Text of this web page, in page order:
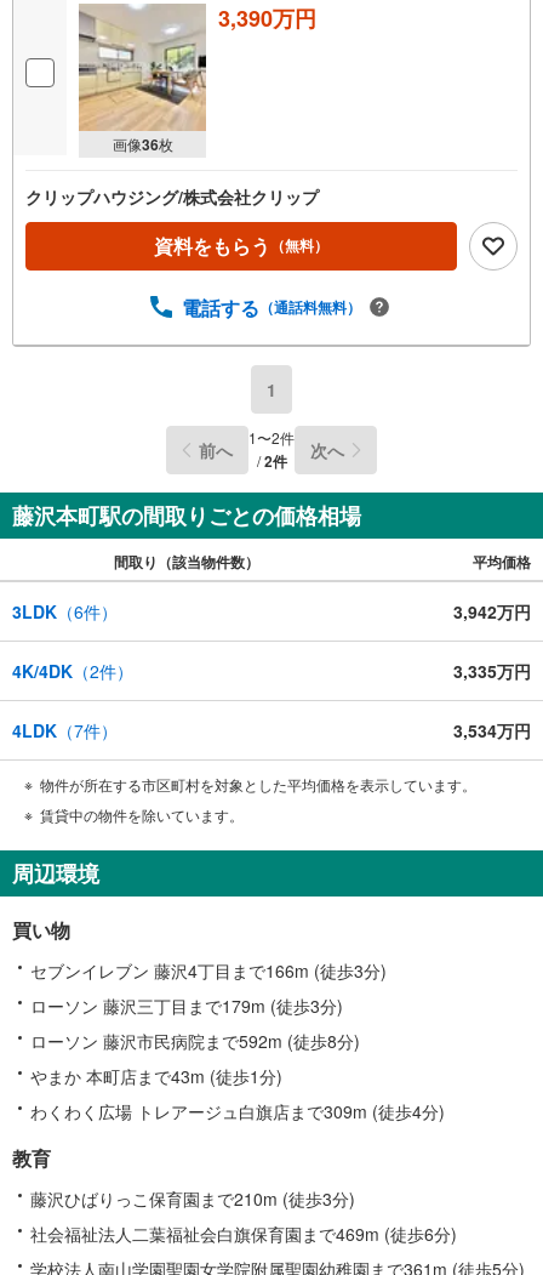
画像36枚
3,390万円
クリップハウジング/株式会社クリップ
資料をもらう （無料）
電話する （通話料無料）
1
前へ 1〜2件
/2件 次へ
藤沢本町駅の間取りごとの価格相場
間取り（該当物件数） 平均価格
3LDK （6件） 3,942万円
4K/4DK （2件） 3,335万円
4LDK （7件） 3,534万円
物件が所在する市区町村を対象とした平均価格を表示しています。
賃貸中の物件を除いています。
周辺環境
買い物
セブンイレブン 藤沢4丁目まで166m (徒歩3分)
ローソン 藤沢三丁目まで179m (徒歩3分)
ローソン 藤沢市民病院まで592m (徒歩8分)
やまか 本町店まで43m (徒歩1分)
わくわく広場 トレアージュ白旗店まで309m (徒歩4分)
教育
藤沢ひばりっこ保育園まで210m (徒歩3分)
社会福祉法人二葉福祉会白旗保育園まで469m (徒歩6分)
学校法人南山学園聖園女学院附属聖園幼稚園まで361m (徒歩5分)